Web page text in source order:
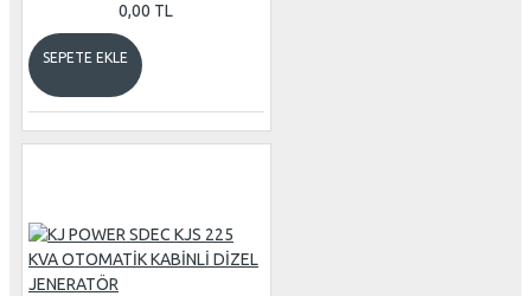
0,00 TL
SEPETE EKLE